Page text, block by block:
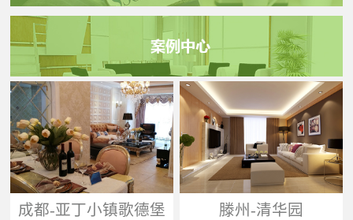
成都-亚丁小镇歌德堡 滕州-清华园